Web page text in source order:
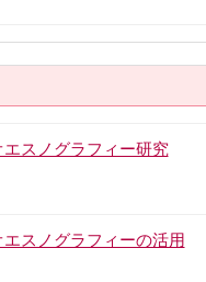
スノグラフィー研究
スノグラフィーの活用